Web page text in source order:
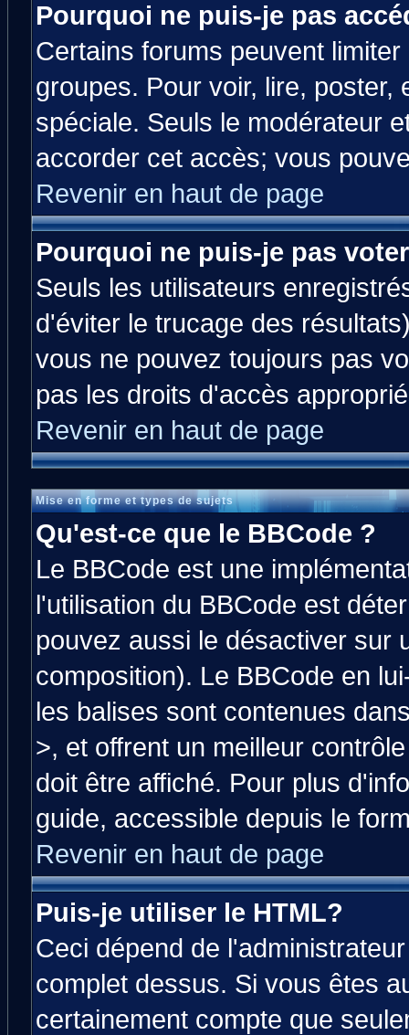
Pourquoi ne puis-je pas
Certains forums peuvent
groupes. Pour voir, lire,
spéciale. Seuls le modérateur
accorder cet accès; vous
Revenir en haut de page
Pourquoi ne puis-je pas
Seuls les utilisateurs
d'éviter le trucage des
vous ne pouvez toujours pas
pas les droits d'accès
Revenir en haut de page
Mise en forme et types de sujets
Qu'est-ce que le BBCode ?
Le BBCode est une
l'utilisation du BBCode est
pouvez aussi le désactiver sur
composition). Le BBCode en
les balises sont contenues
>, et offrent un meilleur
doit être affiché. Pour plus
guide, accessible depuis le
Revenir en haut de page
Puis-je utiliser le HTML?
Ceci dépend de
complet dessus. Si vous êtes
certainement compte que